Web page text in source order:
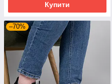
Купити
–70%